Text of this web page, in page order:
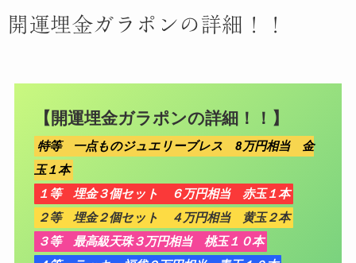
開運埋金ガラポンの詳細！！
【開運埋金ガラポンの詳細！！】
特等 一点ものジュエリーブレス 8万円相当 金
玉１本
１等 埋金３個セット ６万円相当 赤玉１本
２等 埋金２個セット ４万円相当 黄玉２本
３等 最高級天珠３万円相当 桃玉１０本